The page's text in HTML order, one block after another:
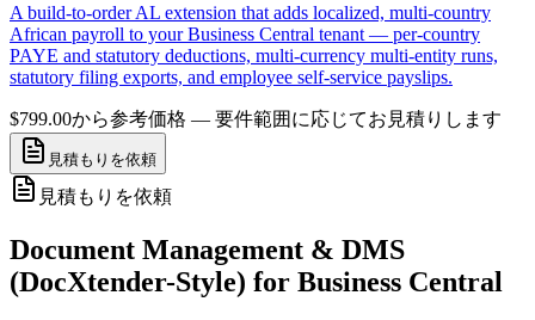
A build-to-order AL extension that adds localized, multi-country
African payroll to your Business Central tenant — per-country
PAYE and statutory deductions, multi-currency multi-entity runs,
statutory filing exports, and employee self-service payslips.
$799.00から参考価格 — 要件範囲に応じてお見積りします
見積もりを依頼
見積もりを依頼
Document Management & DMS
(DocXtender-Style) for Business Central